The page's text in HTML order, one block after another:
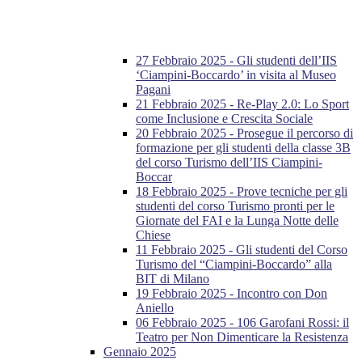
27 Febbraio 2025 - Gli studenti dell’IIS
‘Ciampini-Boccardo’ in visita al Museo
Pagani
21 Febbraio 2025 - Re-Play 2.0: Lo Sport
come Inclusione e Crescita Sociale
20 Febbraio 2025 - Prosegue il percorso di
formazione per gli studenti della classe 3B
del corso Turismo dell’IIS Ciampini-
Boccar
18 Febbraio 2025 - Prove tecniche per gli
studenti del corso Turismo pronti per le
Giornate del FAI e la Lunga Notte delle
Chiese
11 Febbraio 2025 - Gli studenti del Corso
Turismo del “Ciampini-Boccardo” alla
BIT di Milano
19 Febbraio 2025 - Incontro con Don
Aniello
06 Febbraio 2025 - 106 Garofani Rossi: il
Teatro per Non Dimenticare la Resistenza
Gennaio 2025